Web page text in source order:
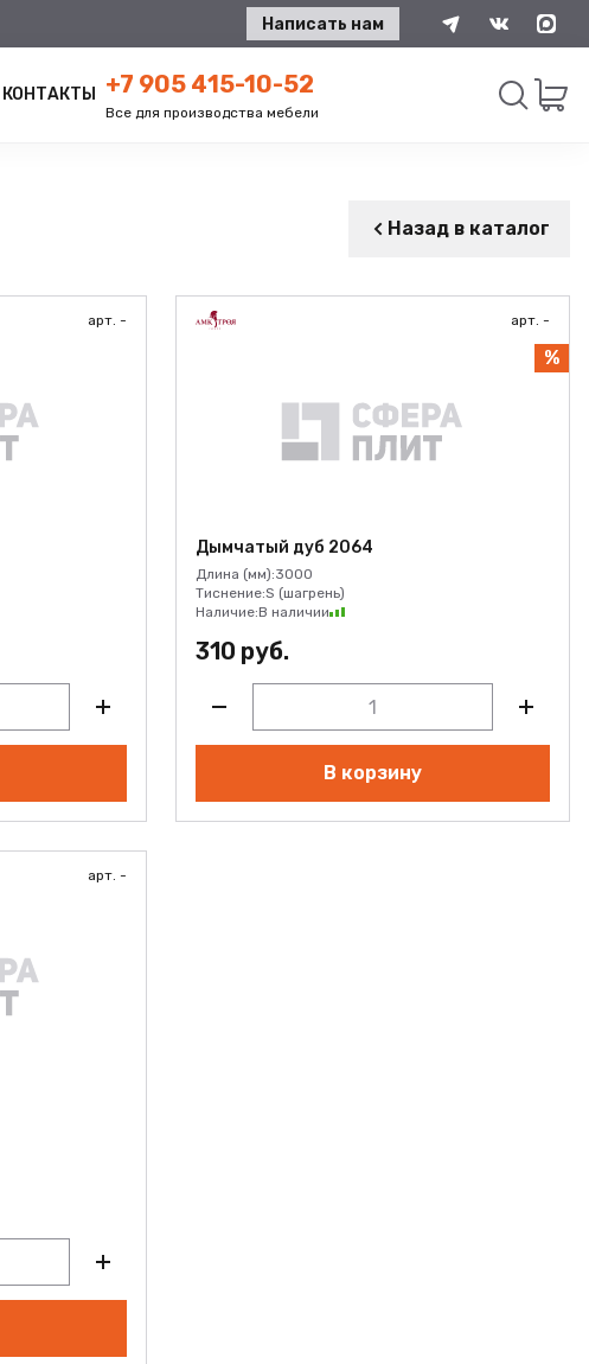
Написать нам
КОНТАКТЫ +7 905 415-10-52
Все для производства мебели
Назад в каталог
арт. - арт. -
%
Дымчатый дуб 2064
Длина (мм):3000
Тиснение:S (шагрень)
Наличие:В наличии
310 руб.
В корзину
арт. -